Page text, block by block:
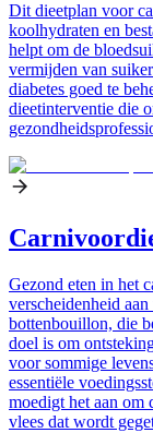
Dit dieetplan voor
koolhydraten en
helpt om de
vermijden van
diabetes goed te
dieetinterventie die
Gezond eten in het
verscheidenheid
bottenbouillon, die
doel is om
voor sommige
essentiële
moedigt het aan om
vlees dat wordt